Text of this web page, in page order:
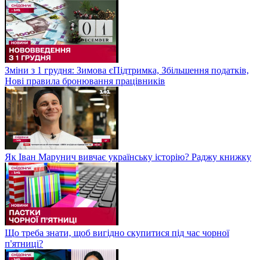
Зміни з 1 грудня: Зимова єПідтримка, Збільшення податків,
Нові правила бронювання працівників
Як Іван Марунич вивчає українську історію? Раджу книжку
Що треба знати, щоб вигідно скупитися під час чорної
п'ятниці?